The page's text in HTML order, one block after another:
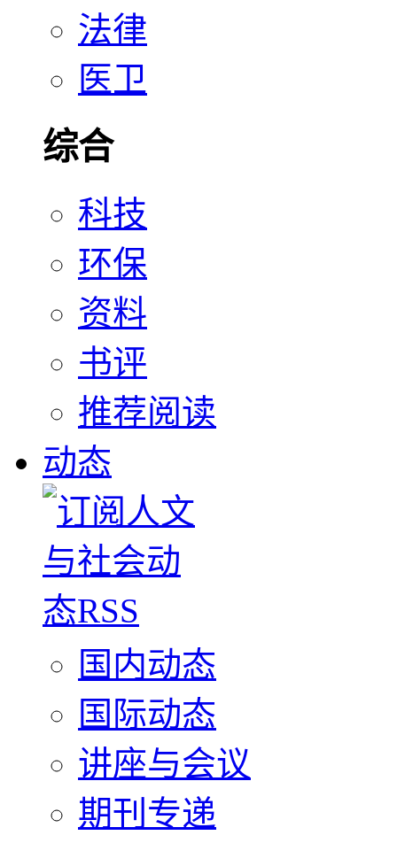
法律
医卫
综合
科技
环保
资料
书评
推荐阅读
动态
国内动态
国际动态
讲座与会议
期刊专递